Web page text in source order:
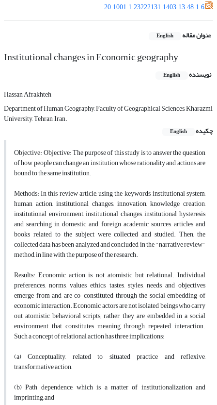
20.1001.1.23222131.1403.13.48.1.6
عنوان مقاله English
Institutional changes in Economic geography
نویسنده English
Hassan Afrakhteh
Department of Human Geography, Faculty of Geographical Sciences, Kharazmi
University, Tehran, Iran.
چکیده
English
Objective:Objective: The purpose of this study is to answer the question
of how people can change an institution whose rationality and actions are
bound to the same institution.
Methods:In this review article, using the keywords, institutional system,
human action, institutional changes, innovation, knowledge creation,
institutional environment, institutional changes, institutional hysteresis
and searching in domestic and foreign academic sources, articles and
books related to the subject were collected and studied. Then, the
collected data has been analyzed and concluded in the "narrative review"
method, in line with the purpose of the research.
Results:Economic action is not atomistic but relational. Individual
preferences, norms, values, ethics, tastes, styles, needs, and objectives
emerge from and are co-constituted through the social embedding of
economic interaction. Economic actors are not isolated beings who carry
out atomistic behavioral scripts; rather, they are embedded in a social
environment that constitutes meaning through repeated interaction.
Such a concept of relational action has three implications:
(a) Conceptuality, related to situated practice and reflexive,
transformative action,
(b) Path dependence, which is a matter of institutionalization and
imprinting, and